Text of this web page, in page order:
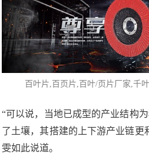
百叶片,百页片,百叶/页片厂家,千
“可以说，当地已成型的产业结构
了土壤，其搭建的上下游产业链更
雯如此说道。